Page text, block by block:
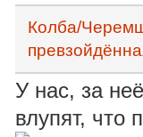
Колба/
У нас, за
влупят, что